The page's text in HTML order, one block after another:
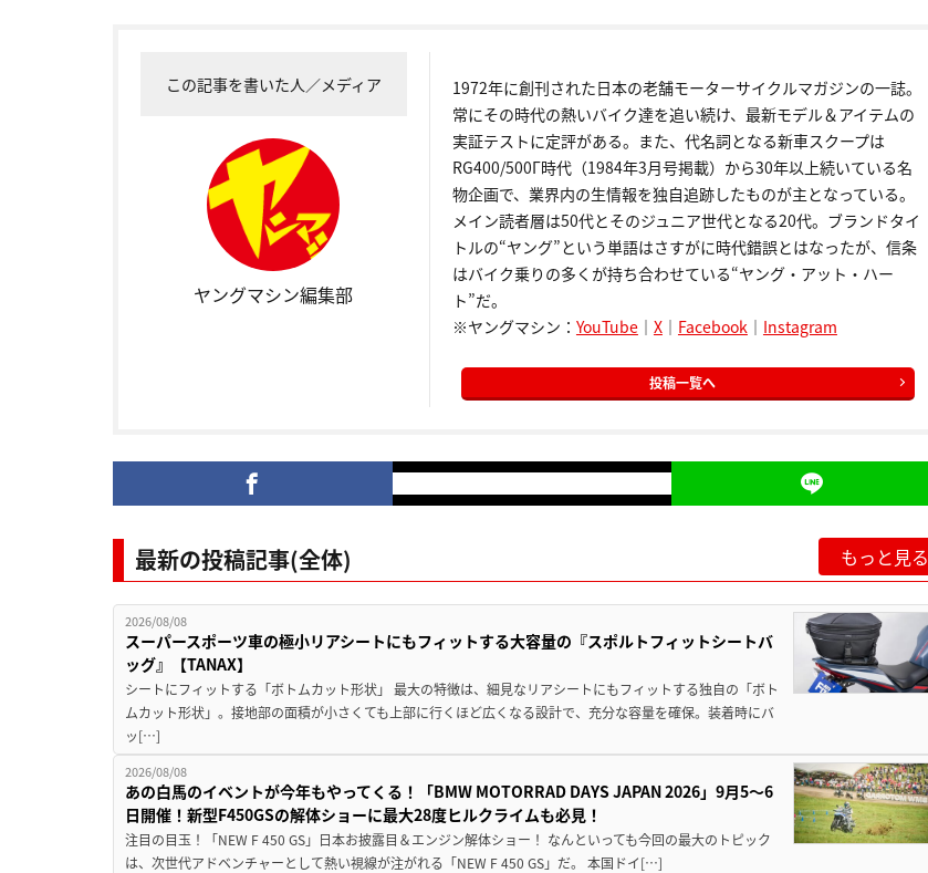
この記事を書いた人／メディア
ヤングマシン編集部
1972年に創刊された日本の老舗モーターサイクルマガジンの一誌。
常にその時代の熱いバイク達を追い続け、最新モデル＆アイテムの
実証テストに定評がある。また、代名詞となる新車スクープは
RG400/500Γ時代（1984年3月号掲載）から30年以上続いている名
物企画で、業界内の生情報を独自追跡したものが主となっている。
メイン読者層は50代とそのジュニア世代となる20代。ブランドタイ
トルの“ヤング”という単語はさすがに時代錯誤とはなったが、信条
はバイク乗りの多くが持ち合わせている“ヤング・アット・ハー
ト”だ。
※ヤングマシン： YouTube｜ X｜ Facebook｜ Instagram
投稿一覧へ
最新の投稿記事(全体) もっと見る
2026/08/08
スーパースポーツ車の極小リアシートにもフィットする大容量の『スポルトフィットシートバ
ッグ』【TANAX】
シートにフィットする「ボトムカット形状」 最大の特徴は、細見なリアシートにもフィットする独自の「ボト
ムカット形状」。接地部の面積が小さくても上部に行くほど広くなる設計で、充分な容量を確保。装着時にバ
ッ[…]
2026/08/08
あの白馬のイベントが今年もやってくる！「BMW MOTORRAD DAYS JAPAN 2026」9月5〜6
日開催！新型F450GSの解体ショーに最大28度ヒルクライムも必見！
注目の目玉！「NEW F 450 GS」日本お披露目＆エンジン解体ショー！ なんといっても今回の最大のトピック
は、次世代アドベンチャーとして熱い視線が注がれる「NEW F 450 GS」だ。 本国ドイ[…]